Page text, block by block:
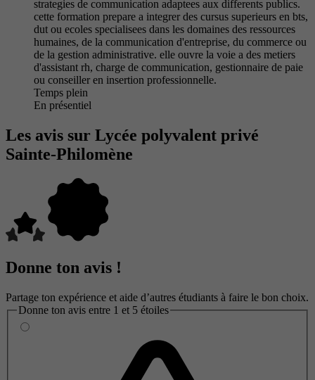
strategies de communication adaptees aux differents publics.
cette formation prepare a integrer des cursus superieurs en bts,
dut ou ecoles specialisees dans les domaines des ressources
humaines, de la communication d'entreprise, du commerce ou
de la gestion administrative. elle ouvre la voie a des metiers
d'assistant rh, charge de communication, gestionnaire de paie
ou conseiller en insertion professionnelle.
Temps plein
En présentiel
Les avis sur Lycée polyvalent privé
Sainte-Philomène
Donne ton avis !
Partage ton expérience et aide d’autres étudiants à faire le bon choix.
Donne ton avis entre 1 et 5 étoiles